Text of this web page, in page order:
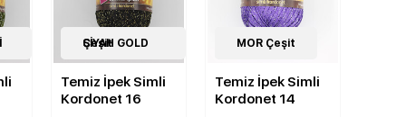
19Çeşit
SİYAH GOLD Çeşit
Temiz İpek Simli
Kordonet 16
19Çeşit
MOR Çeşit
Temiz İpek Simli
Kordonet 14